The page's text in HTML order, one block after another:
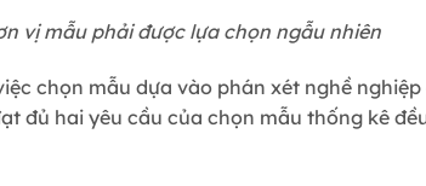
vị mẫu phải được lựa chọn ngẫu nhiên
chọn mẫu dựa vào phán xét nghề
đủ hai yêu cầu của chọn mẫu thống kê